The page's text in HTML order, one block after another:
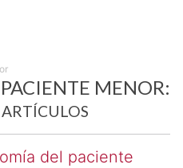
MENOR:
del paciente